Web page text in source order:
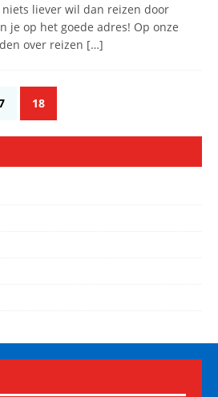
liever wil dan reizen door
je op het goede adres! Op onze
over reizen […]
18